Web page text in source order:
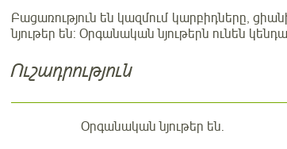
Բացառություն են կազմում կարբիդները,
նյութեր են: Օրգանական նյութերն ունեն
Ուշադրություն
Օրգանական նյութեր են.